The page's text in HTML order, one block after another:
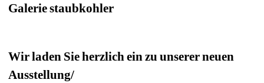
Galerie staubkohler
Wir laden Sie herzlich ein zu unserer neuen
Ausstellung/